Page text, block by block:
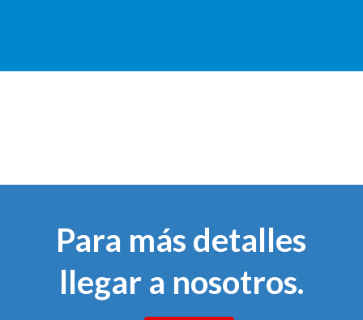
Para más detalles
llegar a nosotros.